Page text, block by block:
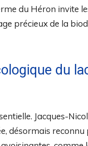
du Héron invite
précieux de la
du
Jacques-
désormais reconnu